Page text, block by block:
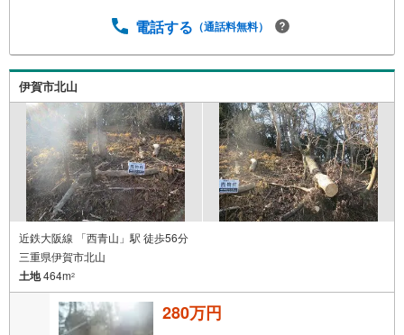
電話する （通話料無料）
伊賀市北山
近鉄大阪線 「西青山」駅 徒歩56分
三重県伊賀市北山
土地464m2
280万円